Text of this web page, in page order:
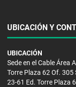
UBICACIÓN Y
UBICACIÓN
Sede en el Cable Área
Torre Plaza 62 Of. 305
23-61 Ed. Torre Plaza